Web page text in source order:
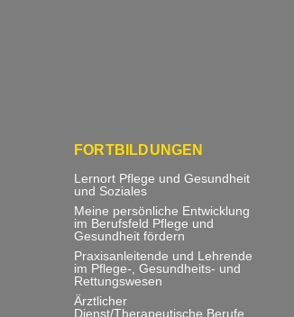
FORTBILDUNGEN
Lernort Pflege und Gesundheit
und Soziales
Meine persönliche Entwicklung
im Berufsfeld Pflege und
Gesundheit fördern
Praxisanleitende und Lehrende
im Pflege-, Gesundheits- und
Rettungswesen
Ärztlicher
Dienst/Therapeutische Berufe